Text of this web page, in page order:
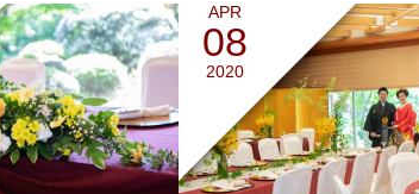
APR
08
2020